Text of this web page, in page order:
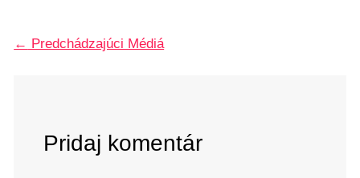
← Predchádzajúci Médiá
Pridaj komentár